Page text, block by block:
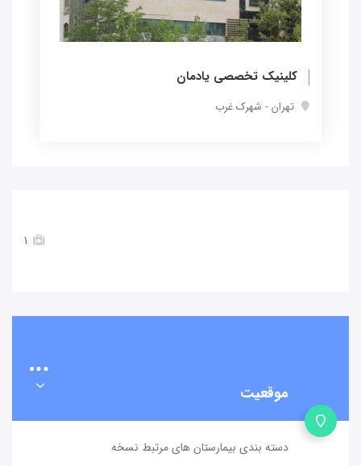
کلینیک تخصصی یادمان
تهران - شهرک غرب
موقعیت
دسته بندی بیمارستان های مرتبط نسخه